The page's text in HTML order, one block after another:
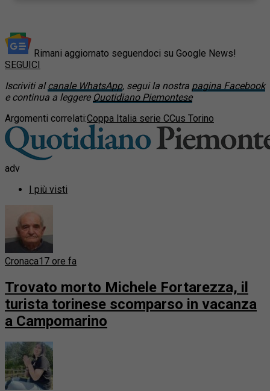
Rimani aggiornato seguendoci su Google News!
SEGUICI
Iscriviti alcanale WhatsApp, segui la nostra pagina Facebook
e continua a leggere Quotidiano Piemontese
Argomenti correlati:Coppa Italia serie CCus Torino
adv
I più visti
Cronaca17 ore fa
Trovato morto Michele Fortarezza, il
turista torinese scomparso in vacanza
a Campomarino